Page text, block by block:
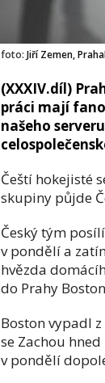
foto: Jiří Zemen,
(XXXIV.díl)
práci mají
našeho
Čeští hokejisté
skupiny půjde
Český tým
v pondělí a
hvězda
do Prahy
Boston vypadl
se Zachou
v pondělí